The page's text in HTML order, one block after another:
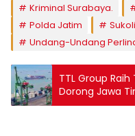
Kriminal Surabaya.
Polda Jatim
Undang-Undang
TTL Group Raih
Dorong Jawa
Global